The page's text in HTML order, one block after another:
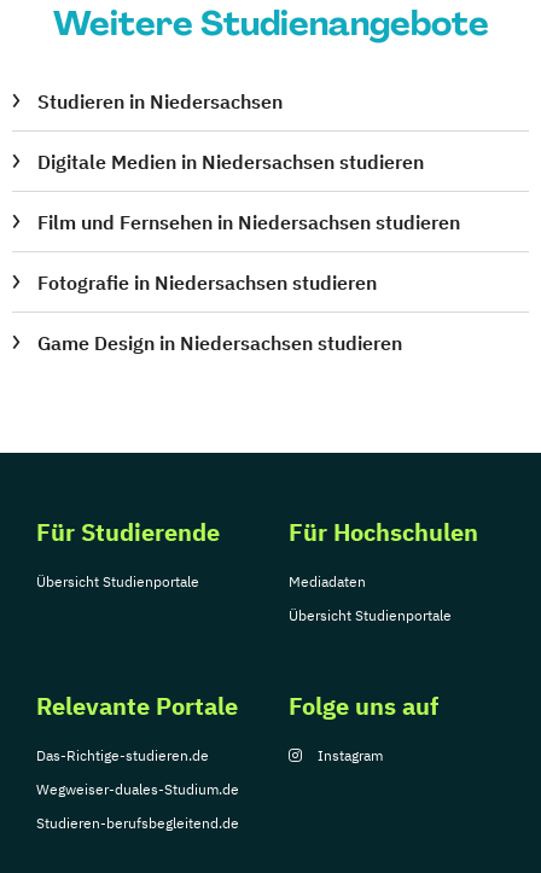
Weitere Studienangebote
Studieren in Niedersachsen
Digitale Medien in Niedersachsen studieren
Film und Fernsehen in Niedersachsen studieren
Fotografie in Niedersachsen studieren
Game Design in Niedersachsen studieren
Für Studierende
Übersicht Studienportale
Für Hochschulen
Mediadaten
Übersicht Studienportale
Relevante Portale
Das-Richtige-studieren.de
Wegweiser-duales-Studium.de
Studieren-berufsbegleitend.de
Folge uns auf
Instagram